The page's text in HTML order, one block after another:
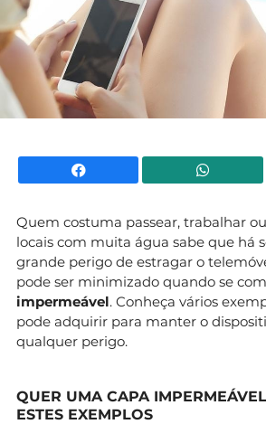
Facebook
Quem costuma passear, trabalhar
locais com muita água sabe que há
grande perigo de estragar o
pode ser minimizado quando se
impermeável. Conheça vários
pode adquirir para manter o
qualquer perigo.
QUER UMA CAPA
ESTES EXEMPLOS